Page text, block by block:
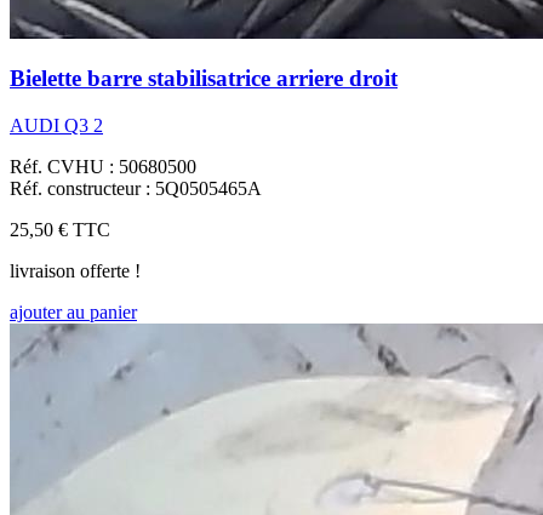
Bielette barre stabilisatrice arriere droit
AUDI Q3 2
Réf. CVHU : 50680500
Réf. constructeur : 5Q0505465A
25,50 € TTC
livraison offerte !
ajouter au panier